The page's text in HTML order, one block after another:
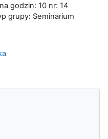
godzin: 10 nr: 14
grupy: Seminarium